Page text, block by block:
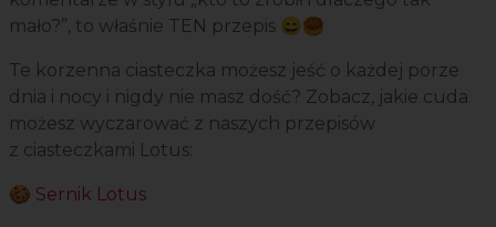
mało?”, to właśnie TEN przepis 😄🥮
Te korzenna ciasteczka możesz jeść o każdej porze
dnia i nocy i nigdy nie masz dość? Zobacz, jakie cuda
możesz wyczarować z naszych przepisów
z ciasteczkami Lotus:
🍪 Sernik Lotus